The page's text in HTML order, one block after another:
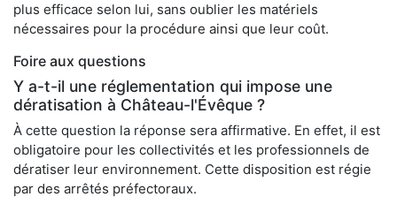
plus efficace selon lui, sans oublier les matériels
nécessaires pour la procédure ainsi que leur coût.
Foire aux questions
Y a-t-il une réglementation qui impose une
dératisation à Château-l'Évêque ?
À cette question la réponse sera affirmative. En effet, il est
obligatoire pour les collectivités et les professionnels de
dératiser leur environnement. Cette disposition est régie
par des arrêtés préfectoraux.